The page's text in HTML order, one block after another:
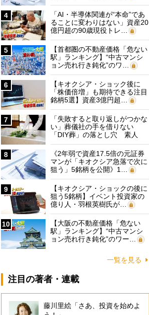
4
「AI・半導体関連が“本命”であ
ることに変わりはない」資産20
億円超の90歳現役トレ…
5
【首都圏の不動産価格「危ない
駅」ランキング】“中古マンシ
ョン売れ行き鈍化”のワ…
6
【キオクシア・ショック後に
「株価倍増」も期待できる注目
銘柄5選】資産3億円超…
7
「失敗すると取り返しがつかな
い」葬儀社の手を借りない
「DIY葬」の落とし穴 素人
に…
8
《2年弱で資産17.5倍の元証券
マンが「キオクシア急落で次に
狙う」5銘柄を公開》1…
9
【キオクシア・ショックの後に
狙う5銘柄】イベント投資家の
億り人・羽根英樹氏が…
10
【大阪の不動産価格「危ない
駅」ランキング】“中古マンシ
ョン売れ行き鈍化”のワー…
一覧を見る
注目の著者・連載
藤川里絵「さあ、投資を始めよ